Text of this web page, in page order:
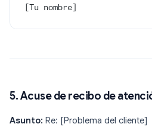
[Tu nombre]
5. Acuse de recibo de
Asunto: Re: [Problema del cliente]